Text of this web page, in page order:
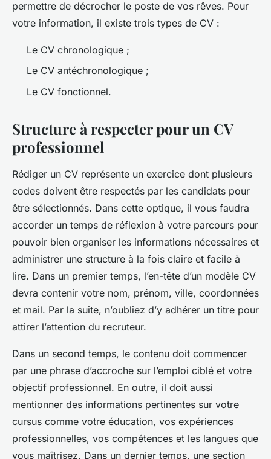
permettre de décrocher le poste de vos rêves. Pour
votre information, il existe trois types de CV :
Le CV chronologique ;
Le CV antéchronologique ;
Le CV fonctionnel.
Structure à respecter pour un CV
professionnel
Rédiger un CV représente un exercice dont plusieurs
codes doivent être respectés par les candidats pour
être sélectionnés. Dans cette optique, il vous faudra
accorder un temps de réflexion à votre parcours pour
pouvoir bien organiser les informations nécessaires et
administrer une structure à la fois claire et facile à
lire. Dans un premier temps, l’en-tête d’un modèle CV
devra contenir votre nom, prénom, ville, coordonnées
et mail. Par la suite, n’oubliez d’y adhérer un titre pour
attirer l’attention du recruteur.
Dans un second temps, le contenu doit commencer
par une phrase d’accroche sur l’emploi ciblé et votre
objectif professionnel. En outre, il doit aussi
mentionner des informations pertinentes sur votre
cursus comme votre éducation, vos expériences
professionnelles, vos compétences et les langues que
vous maîtrisez. Dans un dernier temps, une section